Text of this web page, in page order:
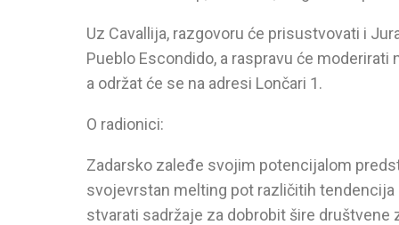
Uz Cavallija, razgovoru će prisustvovati i
Pueblo Escondido, a raspravu će
a održat će se na adresi Lončari 1.
O radionici:
Zadarsko zaleđe svojim potencijalom
svojevrstan melting pot različitih
stvarati sadržaje za dobrobit šire društvene